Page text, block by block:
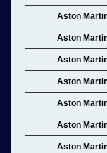
Aston
Aston
Aston
Aston
Aston
Aston
Aston